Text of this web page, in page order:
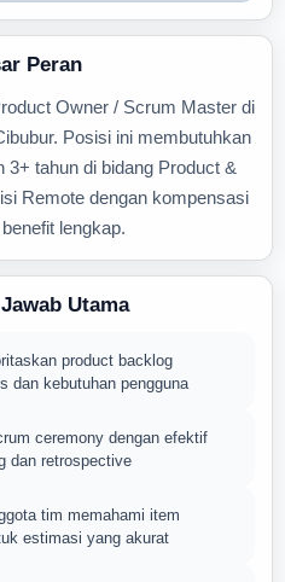
Peran
Owner / Scrum Master di
Posisi ini membutuhkan
3+ tahun di bidang Product &
Remote dengan kompensasi
lengkap.
Utama
product backlog
dan kebutuhan pengguna
ceremony dengan efektif
dan retrospective
tim memahami item
estimasi yang akurat